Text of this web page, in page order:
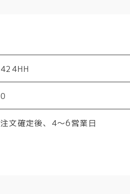
424HH
0
注文確定後、4～6営業日